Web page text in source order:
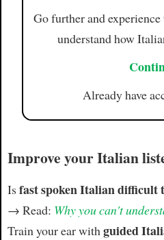
Go further and
understand how
Already have
Improve your Italian
Isfast spoken Italian difficult
→ Read: Why you can't
Train your ear withguided